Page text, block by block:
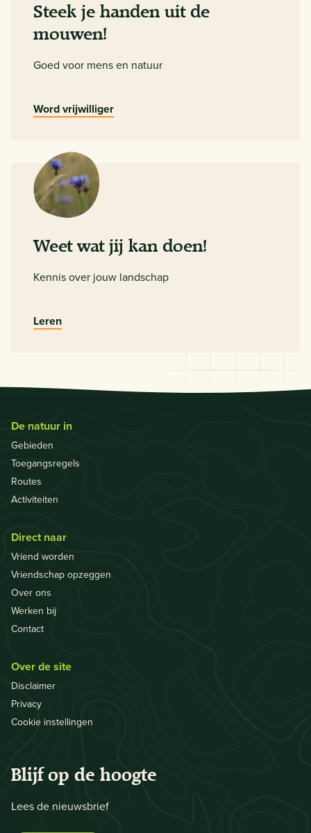
Steek je handen uit de
mouwen!
Goed voor mens en natuur
Word vrijwilliger
Weet wat jij kan doen!
Kennis over jouw landschap
Leren
De natuur in
Gebieden
Toegangsregels
Routes
Activiteiten
Direct naar
Vriend worden
Vriendschap opzeggen
Over ons
Werken bij
Contact
Over de site
Disclaimer
Privacy
Cookie instellingen
Blijf op de hoogte
Lees de nieuwsbrief